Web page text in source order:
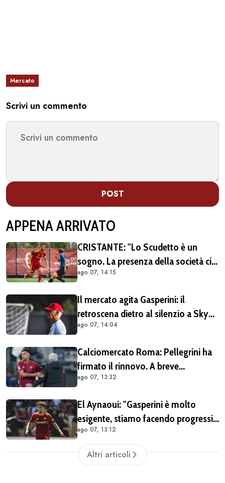
Mercato
Scrivi un commento
POST
APPENA ARRIVATO
CRISTANTE: "Lo Scudetto è un
sogno. La presenza della società ci
dà una spinta anche sul mercato"
ago 07, 14:15
Il mercato agita Gasperini: il
retroscena dietro al silenzio a Sky
Sport. Ecco cosa è emerso dal
ago 07, 14:04
Calciomercato Roma: Pellegrini ha
firmato il rinnovo. A breve
l'ufficialità
ago 07, 13:32
El Aynaoui: "Gasperini è molto
esigente, stiamo facendo progressi.
Pellegrini merita il meglio"
ago 07, 13:12
Altri articoli